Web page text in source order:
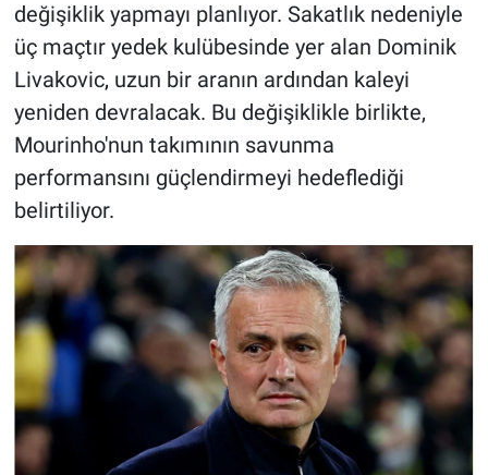
değişiklik yapmayı planlıyor. Sakatlık nedeniyle
üç maçtır yedek kulübesinde yer alan Dominik
Livakovic, uzun bir aranın ardından kaleyi
yeniden devralacak. Bu değişiklikle birlikte,
Mourinho'nun takımının savunma
performansını güçlendirmeyi hedeflediği
belirtiliyor.